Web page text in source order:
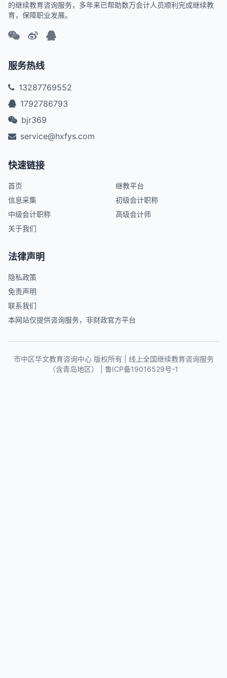
的继续教育咨询服务，多年来已帮助数万会计人员顺利完成继续教
育，保障职业发展。
服务热线
13287769552
1792786793
bjr369
service@hxfys.com
快速链接
首页
继教平台
信息采集
初级会计职称
中级会计职称
高级会计师
关于我们
法律声明
隐私政策
免责声明
联系我们
本网站仅提供咨询服务，非财政官方平台
市中区华文教育咨询中心 版权所有 | 线上全国继续教育咨询服务
（含青岛地区） | 鲁ICP备19016529号-1